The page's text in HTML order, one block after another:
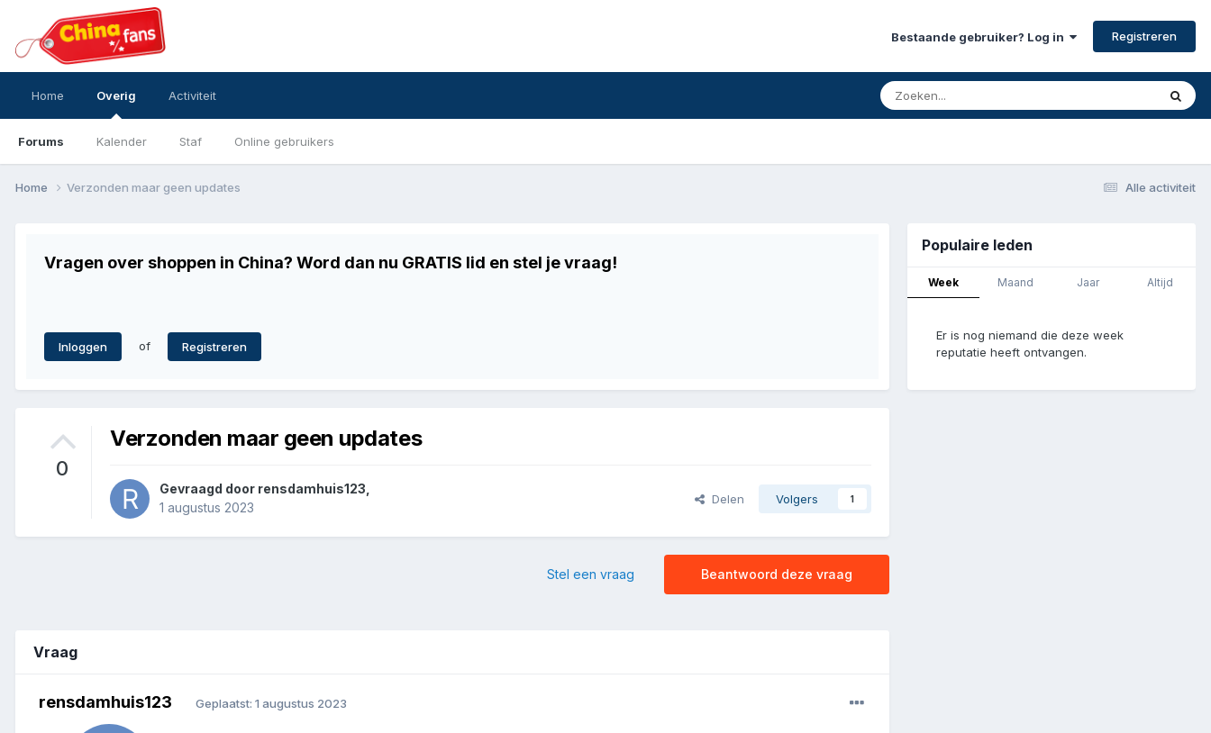
Bestaande gebruiker? Log in Registreren
Home Overig
Forums Kalender Staf Online gebruikers
Activiteit
Alle activiteit
Home Verzonden maar geen updates
Vragen over shoppen in China? Word dan nu GRATIS lid en stel je vraag!
Inloggen of Registreren
0
Verzonden maar geen updates
Gevraagd door rensdamhuis123
1 augustus 2023
Delen Volgers 1
Beantwoord deze vraag
Stel een vraag
Vraag
rensdamhuis123 Geplaatst: 1 augustus 2023
Populaire leden
Week Maand Jaar Altijd
Er is nog niemand die deze week
reputatie heeft ontvangen.